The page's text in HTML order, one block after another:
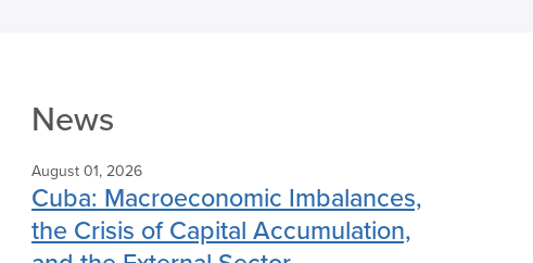
News
August 01, 2026
Cuba: Macroeconomic Imbalances,
the Crisis of Capital Accumulation,